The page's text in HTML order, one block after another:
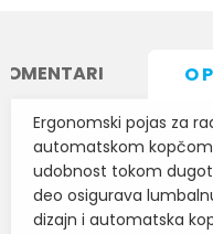
O
Ergonomski pojas za
automatskom
udobnost tokom
deo osigurava
dizajn i automatska